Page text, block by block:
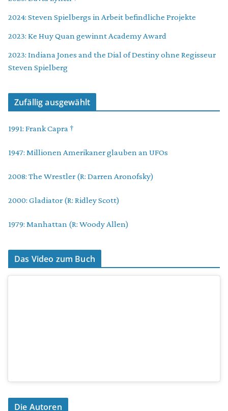
2024: Steven Spielbergs in Arbeit befindliche Projekte
2023: Ke Huy Quan gewinnt Academy Award
2023: Indiana Jones and the Dial of Destiny ohne Regisseur
Steven Spielberg
Zufällig ausgewählt
1991: Frank Capra †
1947: Millionen Amerikaner glauben an UFOs
2008: The Wrestler (R: Darren Aronofsky)
2000: Gladiator (R: Ridley Scott)
1979: Manhattan (R: Woody Allen)
Das Video zum Buch
Die Autoren